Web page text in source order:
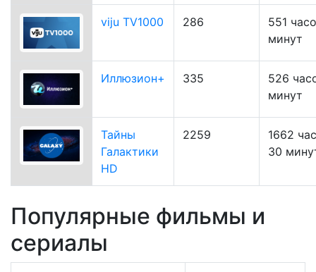
viju TV1000 286
551
минут
Иллюзион+ 335
526
минут
Тайны
Галактики
HD
2259
1662
30
Популярные фильмы и
сериалы